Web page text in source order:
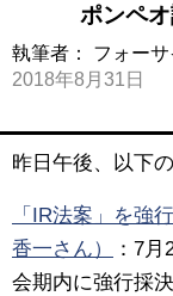
ポンペオ訪
執筆者： フォー
2018年8月31日
昨日午後、以下
「IR法案」を強
香一さん）
：7
会期内に強行採